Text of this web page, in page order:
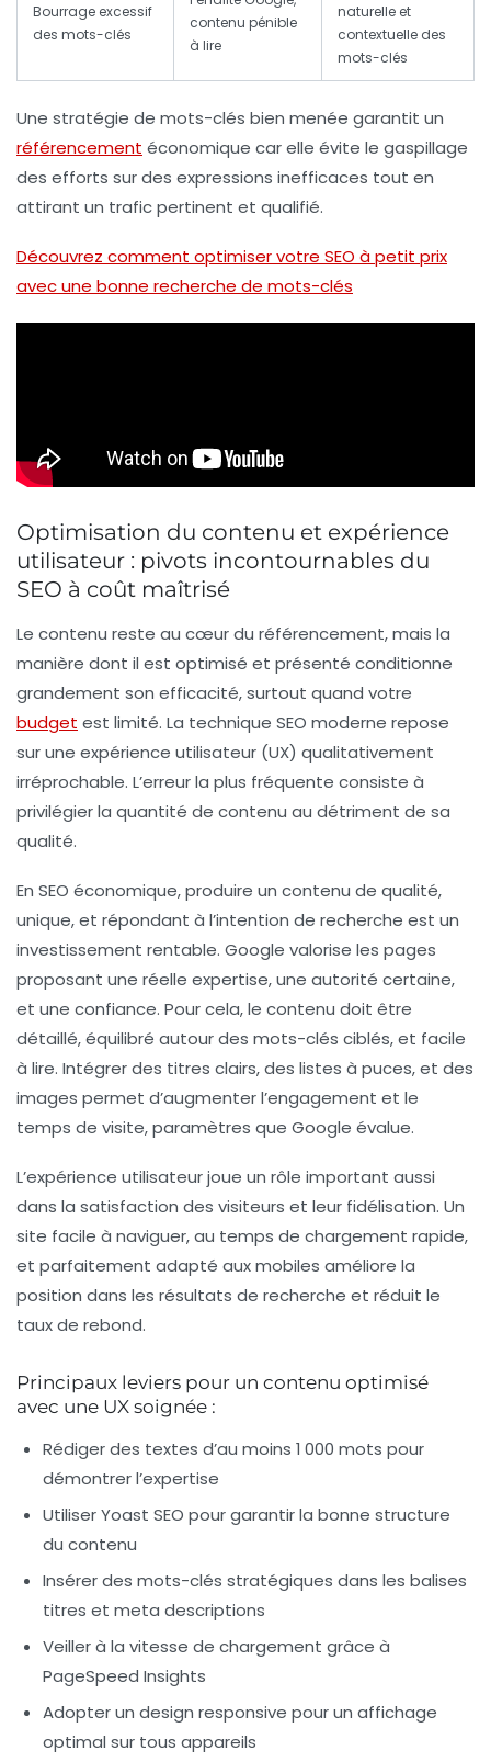
Bourrage excessif
des mots-clés
contenu pénible
à lire
naturelle et
contextuelle des
mots-clés
Une stratégie de mots-clés bien menée garantit un
référencement économique car elle évite le gaspillage
des efforts sur des expressions inefficaces tout en
attirant un trafic pertinent et qualifié.
Découvrez comment optimiser votre SEO à petit prix
avec une bonne recherche de mots-clés
Optimisation du contenu et expérience
utilisateur : pivots incontournables du
SEO à coût maîtrisé
Le contenu reste au cœur du référencement, mais la
manière dont il est optimisé et présenté conditionne
grandement son efficacité, surtout quand votre
budget est limité. La technique SEO moderne repose
sur une expérience utilisateur (UX) qualitativement
irréprochable. L’erreur la plus fréquente consiste à
privilégier la quantité de contenu au détriment de sa
qualité.
En SEO économique, produire un contenu de qualité,
unique, et répondant à l’intention de recherche est un
investissement rentable. Google valorise les pages
proposant une réelle expertise, une autorité certaine,
et une confiance. Pour cela, le contenu doit être
détaillé, équilibré autour des mots-clés ciblés, et facile
à lire. Intégrer des titres clairs, des listes à puces, et des
images permet d’augmenter l’engagement et le
temps de visite, paramètres que Google évalue.
L’expérience utilisateur joue un rôle important aussi
dans la satisfaction des visiteurs et leur fidélisation. Un
site facile à naviguer, au temps de chargement rapide,
et parfaitement adapté aux mobiles améliore la
position dans les résultats de recherche et réduit le
taux de rebond.
Principaux leviers pour un contenu optimisé
avec une UX soignée :
Rédiger des textes d’au moins 1 000 mots pour
démontrer l’expertise
Utiliser Yoast SEO pour garantir la bonne structure
du contenu
Insérer des mots-clés stratégiques dans les balises
titres et meta descriptions
Veiller à la vitesse de chargement grâce à
PageSpeed Insights
Adopter un design responsive pour un affichage
optimal sur tous appareils